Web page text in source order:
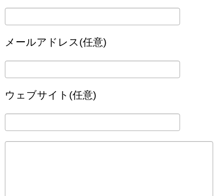
メールアドレス(任意)
ウェブサイト(任意)